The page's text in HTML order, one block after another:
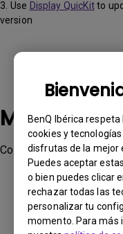
BenQ Ibérica
cookies y
disfrutas de la mejor
Puedes aceptar
o bien puedes clicar
rechazar todas las
personalizar tu
momento. Para más
3. Use Display QuicKitto
version
Modelos
Color Shuttle